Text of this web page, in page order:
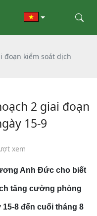
đoạn kiểm soát dịch
2 giai đoạn
15-9
xem
Anh Đức cho biết
tăng cường phòng
8 đến cuối tháng 8